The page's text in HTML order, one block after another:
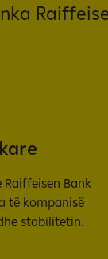
Raiffeisen Bank
të kompanisë
stabilitetin.